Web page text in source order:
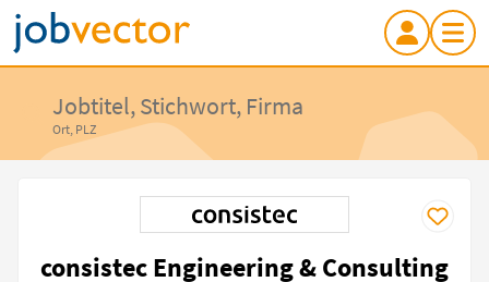
Jobtitel, Stichwort, Firma
Ort, PLZ
consistec Engineering & Consulting